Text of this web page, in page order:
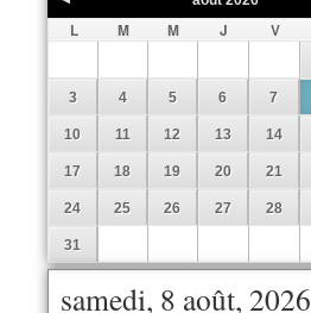
L M M J V
3 4 5 6 7
10 11 12 13 14
17 18 19 20 21
24 25 26 27 28
31
samedi, 8 août, 2026